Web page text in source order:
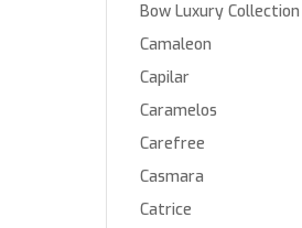
Bow Luxury Collection
Camaleon
Capilar
Caramelos
Carefree
Casmara
Catrice